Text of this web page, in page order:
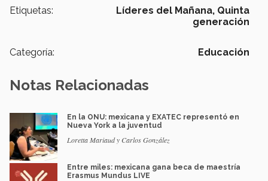
Etiquetas: Líderes del Mañana, Quinta
generación
Categoría: Educación
Notas Relacionadas
En la ONU: mexicana y EXATEC representó en
Nueva York a la juventud
Loretta Mariaud y Carlos González
Entre miles: mexicana gana beca de maestría
Erasmus Mundus LIVE